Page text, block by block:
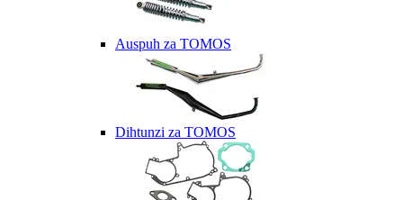
Auspuh za TOMOS
Dihtunzi za TOMOS